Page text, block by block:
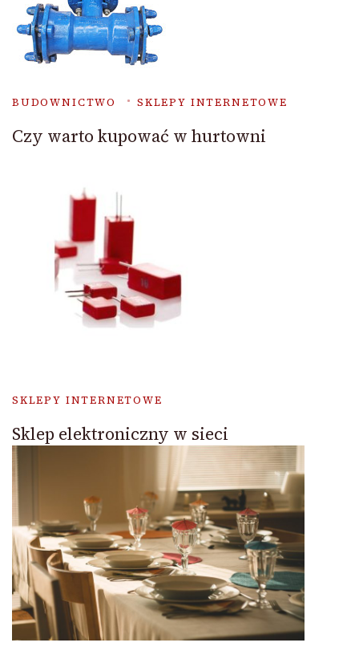
BUDOWNICTWO SKLEPY INTERNETOWE
Czy warto kupować w hurtowni
SKLEPY INTERNETOWE
Sklep elektroniczny w sieci